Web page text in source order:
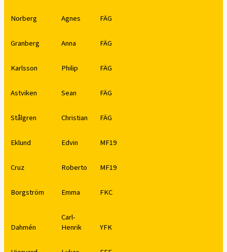
Norberg Agnes FÄG
Granberg Anna FÄG
Karlsson Philip FÄG
Astviken Sean FÄG
Stålgren Christian FÄG
Eklund Edvin MF19
Cruz Roberto MF19
Borgström Emma FKC
Dahmén
Carl-
Henrik
YFK